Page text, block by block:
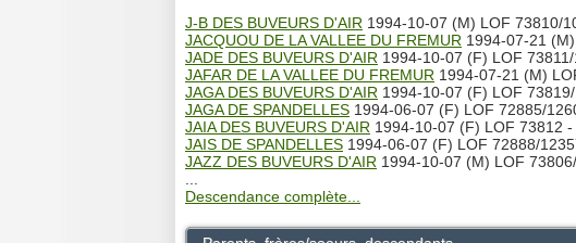
J-B DES BUVEURS D'AIR 1994-10-07 (M) LOF 73810/
JACQUOU DE LA VALLEE DU FREMUR 1994-07-21
JADE DES BUVEURS D'AIR 1994-10-07 (F) LOF
JAFAR DE LA VALLEE DU FREMUR 1994-07-21 (M)
JAGA DES BUVEURS D'AIR 1994-10-07 (F) LOF
JAGA DE SPANDELLES 1994-06-07 (F) LOF 72885/
JAIA DES BUVEURS D'AIR 1994-10-07 (F) LOF 73812 -
JAIS DE SPANDELLES 1994-06-07 (F) LOF 72888/
JAZZ DES BUVEURS D'AIR 1994-10-07 (M) LOF
Descendance complète...